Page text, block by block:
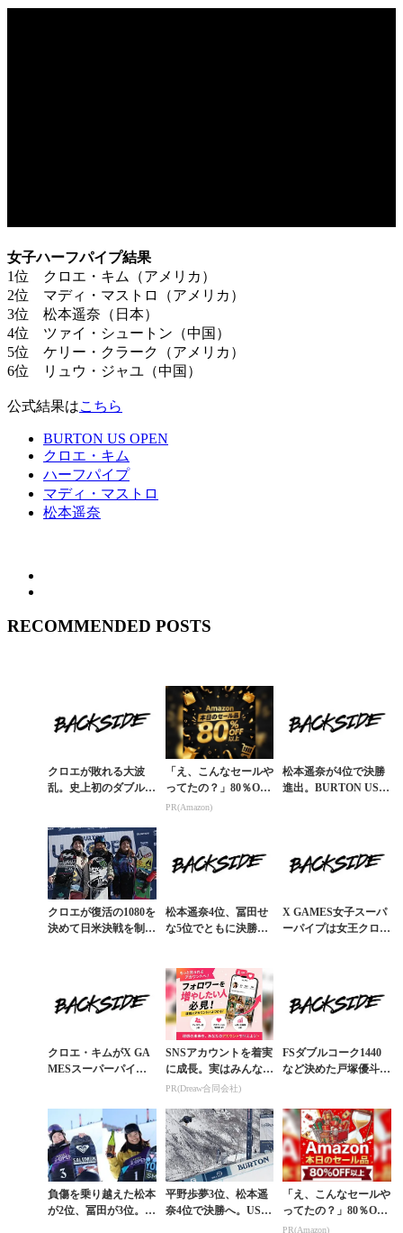
女子ハーフパイプ結果
1位 クロエ・キム（アメリカ）
2位 マディ・マストロ（アメリカ）
3位 松本遥奈（日本）
4位 ツァイ・シュートン（中国）
5位 ケリー・クラーク（アメリカ）
6位 リュウ・ジャユ（中国）
公式結果はこちら
BURTON US OPEN
クロエ・キム
ハーフパイプ
マディ・マストロ
松本遥奈
RECOMMENDED POSTS
クロエが敗れる大波
乱。史上初のダブルが
「え、こんなセールや
ってたの？」80％OFF
以上が続々登場！Am
PR(Amazon)
松本遥奈が4位で決勝
進出。BURTON US O
クロエが復活の1080を
決めて日米決戦を制
松本遥奈4位、冨田せ
な5位でともに決勝進
X GAMES女子スーパ
ーパイプは女王クロ
クロエ・キムがX GA
MESスーパーパイプ
SNSアカウントを着実
に成長。実はみんなコ
コ使ってます。
PR(Dreaw合同会社)
FSダブルコーク1440
など決めた戸塚優斗が
負傷を乗り越えた松本
が2位、冨田が3位。U
平野歩夢3位、松本遥
奈4位で決勝へ。US O
「え、こんなセールや
ってたの？」80％OFF
以上が続々登場！Am
PR(Amazon)